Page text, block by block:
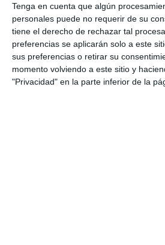
Tenga en cuenta que algún
personales puede no requerir de su
tiene el derecho de rechazar tal
preferencias se aplicarán solo a este
sus preferencias o retirar su
momento volviendo a este sitio y
"Privacidad" en la parte inferior de la
King Felipe VI
‘Royal’ to
Brotherhood of
ACTUALIDAD
El próximo 22